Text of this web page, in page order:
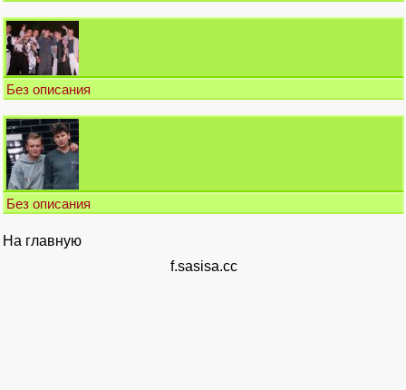
Без описания
Без описания
На главную
f.sasisa.cc